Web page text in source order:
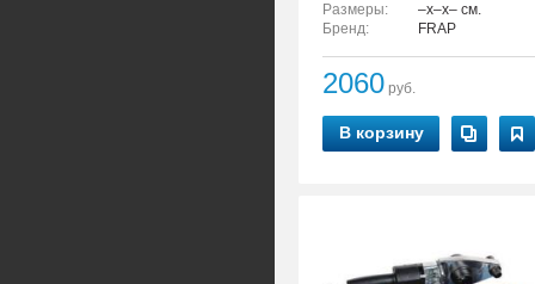
Размеры:
–x–x– см.
Бренд:
FRAP
2060 руб.
В корзину